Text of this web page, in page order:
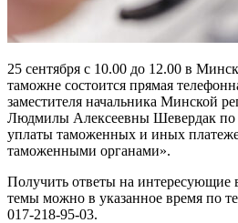
25 сентября с 10.00 до 12.00 в
таможне состоится прямая
заместителя начальника Минской
Людмилы Алексеевны Шевердак по
уплаты таможенных и иных
таможенными органами».
Получить ответы на интересующие
темы можно в указанное время по
017-218-95-03.